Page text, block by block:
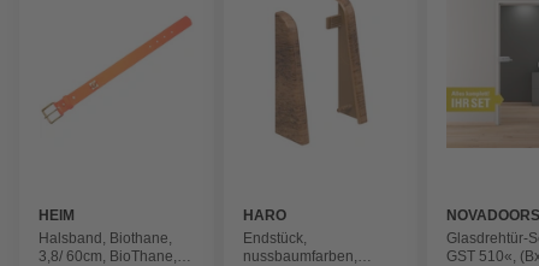
HEIM
Halsband, Biothane,
3,8/ 60cm, BioThane,
HARO
Endstück,
nussbaumfarben,
Glasdrehtür-
GST 510«,